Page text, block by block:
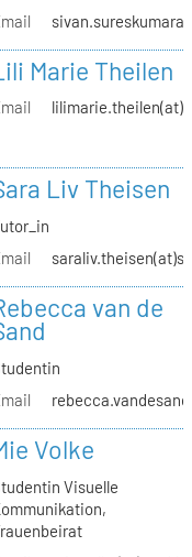
Marie Theilen
Liv Theisen
van de
Volke
Visuelle